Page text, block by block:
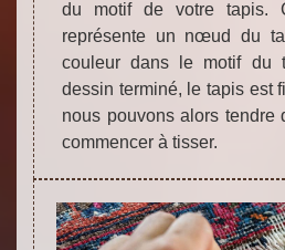
du motif de votre tapis.
représente un nœud du
couleur dans le motif du
dessin terminé, le tapis est
nous pouvons alors tendre
commencer à tisser.